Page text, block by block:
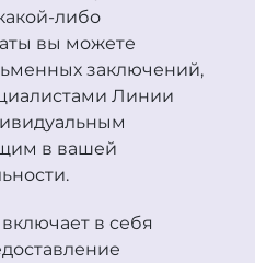
либо
вы можете
заключений,
Линии
в вашей
в себя